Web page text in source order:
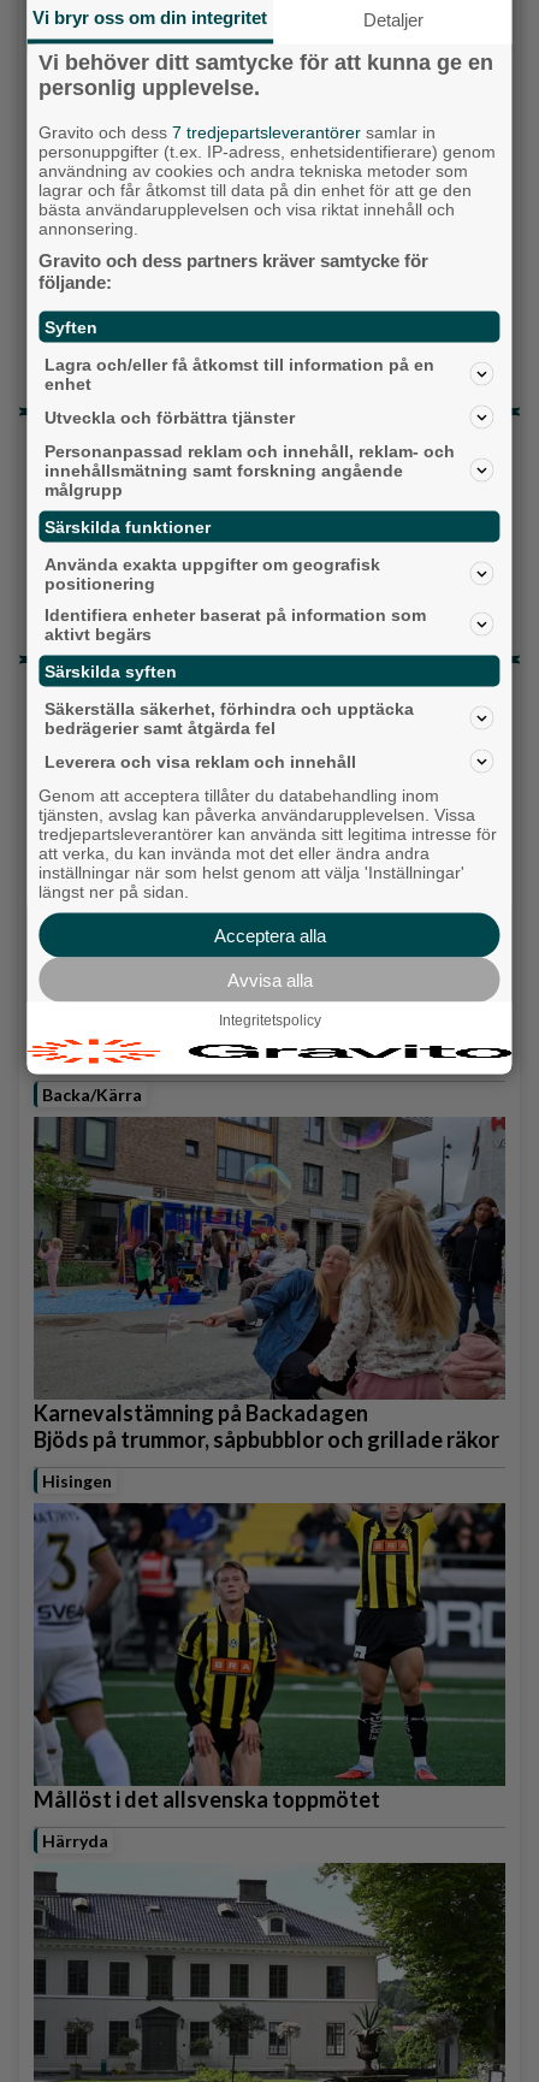
Moderaterna
Vänsterpartiet
Miljöpartiet
Kristdemokraterna
Centerpartiet
Liberalerna
Vet ej
Topp tre denna veckan
Milstolpen: Ny tunnel är på plats under
järnvägen
Detta händer i Alingsås 3–10 augusti
Gatuköksklassiker blev succé – nu växlar
Ånga upp
Senaste artiklarna
Alingsås
Detta händer i Alingsås 3–10 augusti
Backa/Kärra
Karnevalstämning på Backadagen
Bjöds på trummor, såpbubblor och grillade räkor
Hisingen
Mållöst i det allsvenska toppmötet
Härryda
Vi bryr oss om din integritet Detaljer
Vi behöver ditt samtycke för att kunna ge en
personlig upplevelse.
Gravito och dess7 tredjepartsleverantörer samlar in
personuppgifter (t.ex. IP-adress, enhetsidentifierare) genom
användning av cookies och andra tekniska metoder som
lagrar och får åtkomst till data på din enhet för att ge den
bästa användarupplevelsen och visa riktat innehåll och
annonsering.
Gravito och dess partners kräver samtycke för
följande:
Syften
Lagra och/eller få åtkomst till information på en
enhet
Utveckla och förbättra tjänster
Personanpassad reklam och innehåll, reklam- och
innehållsmätning samt forskning angående
målgrupp
Särskilda funktioner
Använda exakta uppgifter om geografisk
positionering
Identifiera enheter baserat på information som
aktivt begärs
Särskilda syften
Säkerställa säkerhet, förhindra och upptäcka
bedrägerier samt åtgärda fel
Leverera och visa reklam och innehåll
Genom att acceptera tillåter du databehandling inom
tjänsten, avslag kan påverka användarupplevelsen. Vissa
tredjepartsleverantörer kan använda sitt legitima intresse för
att verka, du kan invända mot det eller ändra andra
inställningar när som helst genom att välja 'Inställningar'
längst ner på sidan.
Acceptera alla
Avvisa alla
Integritetspolicy